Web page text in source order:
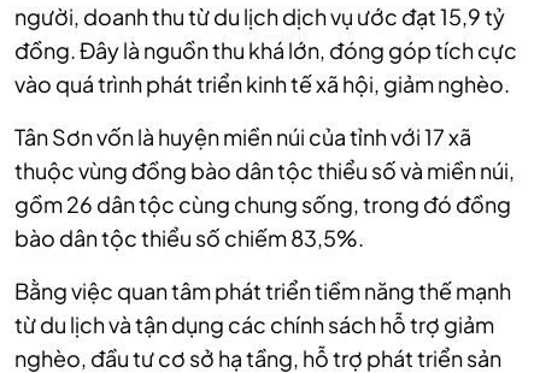
người, doanh thu từ du lịch dịch vụ ước đạt 15,9 tỷ
đồng. Đây là nguồn thu khá lớn, đóng góp tích cực
vào quá trình phát triển kinh tế xã hội, giảm nghèo.
Tân Sơn vốn là huyện miền núi của tỉnh với 17 xã
thuộc vùng đồng bào dân tộc thiểu số và miền núi,
gồm 26 dân tộc cùng chung sống, trong đó đồng
bào dân tộc thiểu số chiếm 83,5%.
Bằng việc quan tâm phát triển tiềm năng thế mạnh
từ du lịch và tận dụng các chính sách hỗ trợ giảm
nghèo, đầu tư cơ sở hạ tầng, hỗ trợ phát triển sản